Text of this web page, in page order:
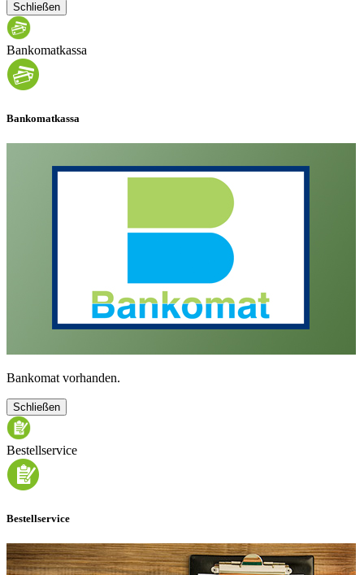
Schließen
Bankomatkassa
Bankomatkassa
Bankomat vorhanden.
Schließen
Bestellservice
Bestellservice